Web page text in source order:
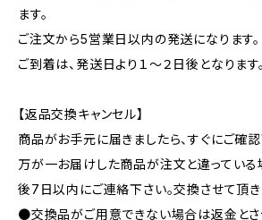
ます。
ご注文から5営業日以内の発送になります。
ご到着は、発送日より１～２日後となります。
【返品交換キャンセル】
商品がお手元に届きましたら、すぐにご確認
万が一お届けした商品が注文と違っている
後7日以内にご連絡下さい。交換させて頂き
●交換品がご用意できない場合は返金とさ